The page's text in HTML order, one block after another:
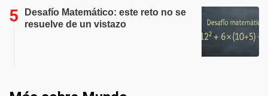
Desafío Matemático: este reto no se
resuelve de un vistazo